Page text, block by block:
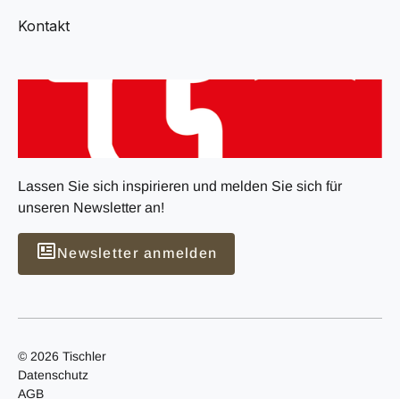
Kontakt
Lassen Sie sich inspirieren und melden Sie sich für
unseren Newsletter an!
Newsletter anmelden
© 2026 Tischler
Datenschutz
AGB